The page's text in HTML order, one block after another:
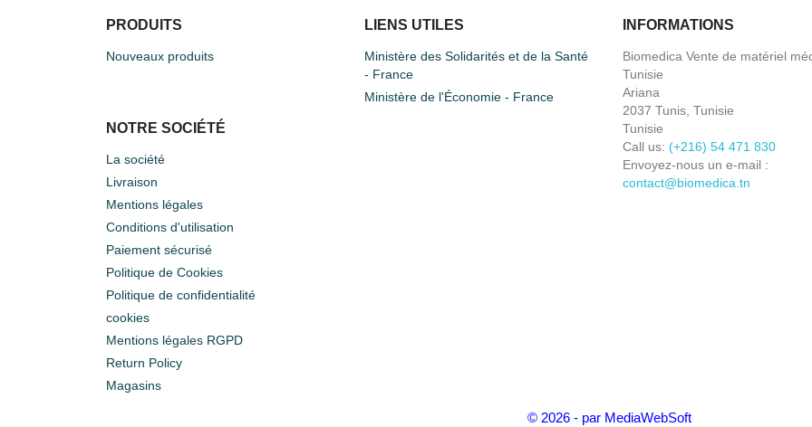
PRODUITS
Nouveaux produits
LIENS UTILES
Ministère des Solidarités et de la Santé
- France
Ministère de l'Économie - France
NOTRE SOCIÉTÉ
La société
Livraison
Mentions légales
Conditions d'utilisation
Paiement sécurisé
Politique de Cookies
Politique de confidentialité
cookies
Mentions légales RGPD
Return Policy
Magasins
INFORMATIONS
Biomedica Vente de matériel
Tunisie
Ariana
2037 Tunis, Tunisie
Tunisie
Call us: (+216) 54 471 830
Envoyez-nous un e-mail :
contact@biomedica.tn
© 2026 - par MediaWebSoft